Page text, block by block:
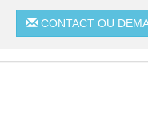
CONTACT OU